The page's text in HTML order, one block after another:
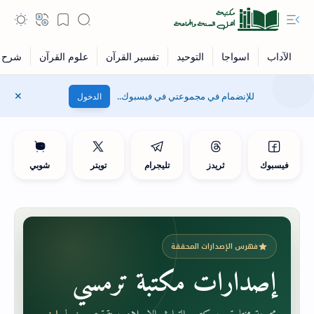
للإنضمام في مجموعتي في فيسبوك.. الدخول
فيسبوك ثريدز تليجرام تويتر شوبي
فهرس الإصدارات المحققة
إصدارات مكتبة ترمسي